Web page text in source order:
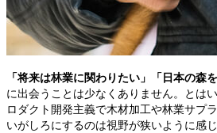
「将来は林業に関わりたい」「日本の森
に出会うことは少なくありません。とは
ロダクト開発主義で木材加工や林業サプ
いがしろにするのは視野が狭いように感じ